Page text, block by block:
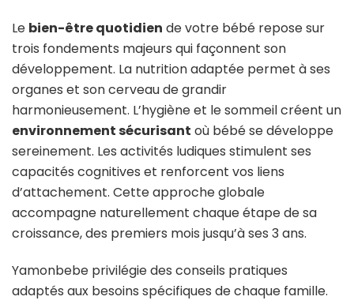
Le bien-être quotidien de votre bébé repose sur
trois fondements majeurs qui façonnent son
développement. La nutrition adaptée permet à ses
organes et son cerveau de grandir
harmonieusement. L’hygiène et le sommeil créent un
environnement sécurisant où bébé se développe
sereinement. Les activités ludiques stimulent ses
capacités cognitives et renforcent vos liens
d’attachement. Cette approche globale
accompagne naturellement chaque étape de sa
croissance, des premiers mois jusqu’à ses 3 ans.
Yamonbebe privilégie des conseils pratiques
adaptés aux besoins spécifiques de chaque famille.